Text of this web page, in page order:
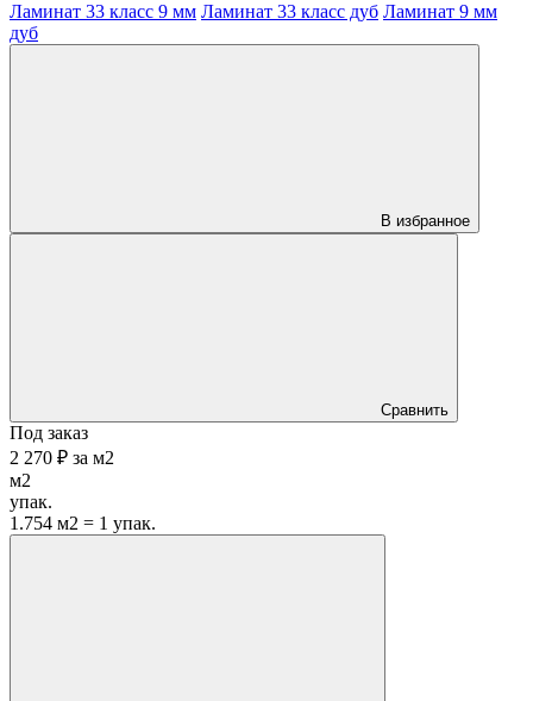
Ламинат 33 класс 9 мм Ламинат 33 класс дуб Ламинат 9 мм
дуб
В избранное
Сравнить
Под заказ
2 270 ₽ за м2
м2
упак.
1.754 м2 = 1 упак.